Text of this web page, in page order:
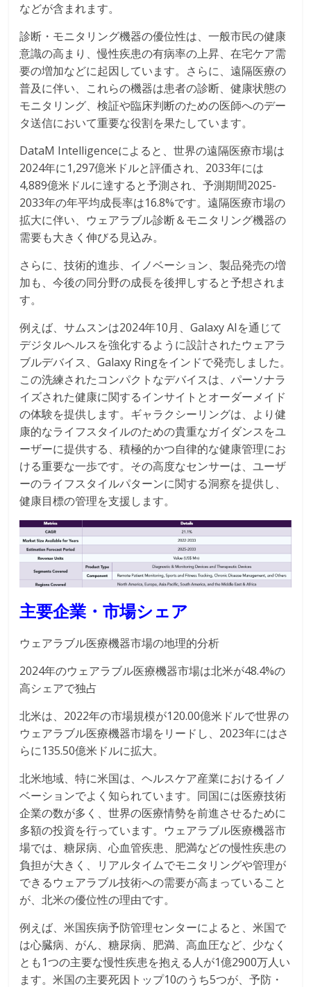
などが含まれます。
診断・モニタリング機器の優位性は、一般市民の健康
意識の高まり、慢性疾患の有病率の上昇、在宅ケア需
要の増加などに起因しています。さらに、遠隔医療の
普及に伴い、これらの機器は患者の診断、健康状態の
モニタリング、検証や臨床判断のための医師へのデー
タ送信において重要な役割を果たしています。
DataM Intelligenceによると、世界の遠隔医療市場は
2024年に1,297億米ドルと評価され、2033年には
4,889億米ドルに達すると予測され、予測期間2025-
2033年の年平均成長率は16.8%です。遠隔医療市場の
拡大に伴い、ウェアラブル診断＆モニタリング機器の
需要も大きく伸びる見込み。
さらに、技術的進歩、イノベーション、製品発売の増
加も、今後の同分野の成長を後押しすると予想されま
す。
例えば、サムスンは2024年10月、Galaxy AIを通じて
デジタルヘルスを強化するように設計されたウェアラ
ブルデバイス、Galaxy Ringをインドで発売しました。
この洗練されたコンパクトなデバイスは、パーソナラ
イズされた健康に関するインサイトとオーダーメイド
の体験を提供します。ギャラクシーリングは、より健
康的なライフスタイルのための貴重なガイダンスをユ
ーザーに提供する、積極的かつ自律的な健康管理にお
ける重要な一歩です。その高度なセンサーは、ユーザ
ーのライフスタイルパターンに関する洞察を提供し、
健康目標の管理を支援します。
主要企業・市場シェア
ウェアラブル医療機器市場の地理的分析
2024年のウェアラブル医療機器市場は北米が48.4%の
高シェアで独占
北米は、2022年の市場規模が120.00億米ドルで世界の
ウェアラブル医療機器市場をリードし、2023年にはさ
らに135.50億米ドルに拡大。
北米地域、特に米国は、ヘルスケア産業におけるイノ
ベーションでよく知られています。同国には医療技術
企業の数が多く、世界の医療情勢を前進させるために
多額の投資を行っています。ウェアラブル医療機器市
場では、糖尿病、心血管疾患、肥満などの慢性疾患の
負担が大きく、リアルタイムでモニタリングや管理が
できるウェアラブル技術への需要が高まっていること
が、北米の優位性の理由です。
例えば、米国疾病予防管理センターによると、米国で
は心臓病、がん、糖尿病、肥満、高血圧など、少なく
とも1つの主要な慢性疾患を抱える人が1億2900万人い
ます。米国の主要死因トップ10のうち5つが、予防・